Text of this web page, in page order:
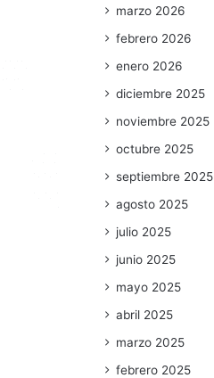
marzo 2026
febrero 2026
enero 2026
diciembre 2025
noviembre 2025
octubre 2025
septiembre 2025
agosto 2025
julio 2025
junio 2025
mayo 2025
abril 2025
marzo 2025
febrero 2025